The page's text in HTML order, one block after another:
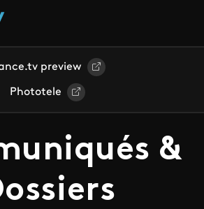
preview
Phototele
&